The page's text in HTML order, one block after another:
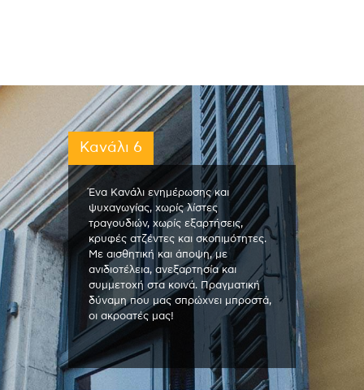
Κανάλι 6
Ένα Κανάλι ενημέρωσης και
ψυχαγωγίας, χωρίς λίστες
τραγουδιών, χωρίς εξαρτήσεις,
κρυφές ατζέντες και σκοπιμότητες.
Με αισθητική και άποψη, με
ανιδιοτέλεια, ανεξαρτησία και
συμμετοχή στα κοινά. Πραγματική
δύναμη που μας σπρώχνει μπροστά,
οι ακροατές μας!